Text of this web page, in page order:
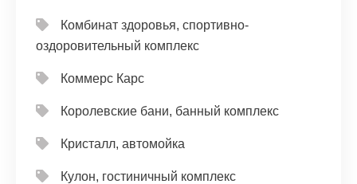
Комбинат здоровья, спортивно-
оздоровительный комплекс
Коммерс Карс
Королевские бани, банный комплекс
Кристалл, автомойка
Кулон, гостиничный комплекс